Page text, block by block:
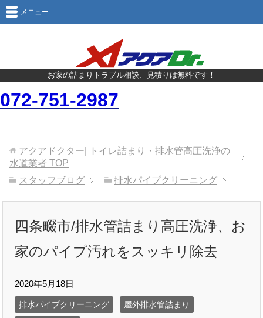
お家の詰まりトラブル相談、見積りは無料です！
072-751-2987
メニュー
アクアドクター| トイレ詰まり・排水管高圧洗浄の
水道業者 TOP
スタッフブログ
排水パイプクリーニング
四条畷市/排水管詰まり高圧洗浄、お
家のパイプ汚れをスッキリ除去
2020年5月18日
排水パイプクリーニング 屋外排水管詰まり